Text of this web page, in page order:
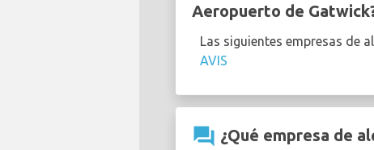
Aeropuerto de
Las siguientes empresas de
AVIS
question_answer ¿Qué empresa de